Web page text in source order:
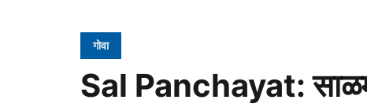
गोवा
Sal Panchayat: